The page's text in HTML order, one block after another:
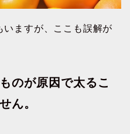
ますが、ここも誤解が
のが原因で太るこ
ん。